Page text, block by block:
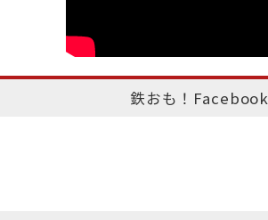
鉄おも！Facebook